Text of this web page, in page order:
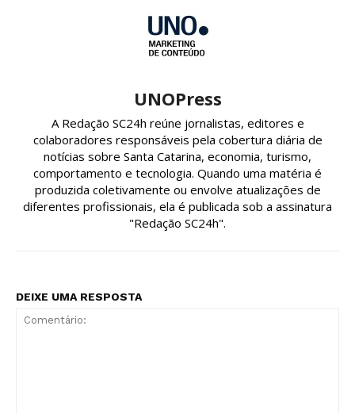
UNOPress
A Redação SC24h reúne jornalistas, editores e
colaboradores responsáveis pela cobertura diária de
notícias sobre Santa Catarina, economia, turismo,
comportamento e tecnologia. Quando uma matéria é
produzida coletivamente ou envolve atualizações de
diferentes profissionais, ela é publicada sob a assinatura
"Redação SC24h".
DEIXE UMA RESPOSTA